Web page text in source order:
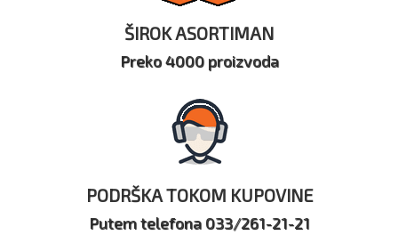
ŠIROK ASORTIMAN
Preko 4000 proizvoda
PODRŠKA TOKOM KUPOVINE
Putem telefona 033/261-21-21